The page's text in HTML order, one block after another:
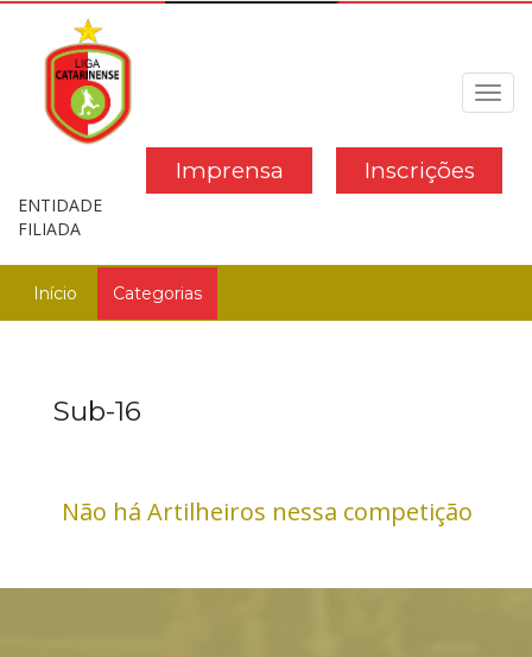
Inscrições
Imprensa
ENTIDADE
FILIADA
Início Categorias
Sub-16
Não há Artilheiros nessa competição